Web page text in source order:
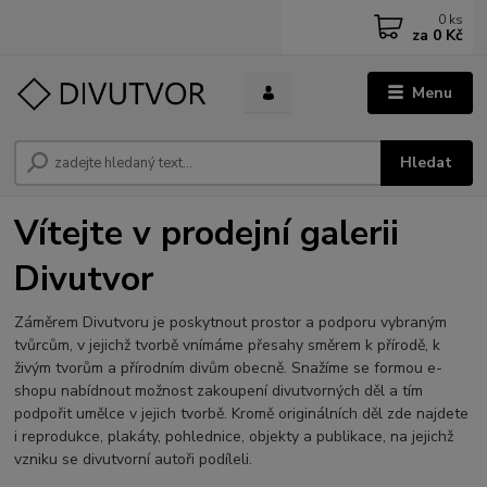
Menu
Hledat
0 ks
za 0 Kč
Vítejte v prodejní galerii
Divutvor
Záměrem Divutvoru je poskytnout prostor a podporu vybraným
tvůrcům, v jejichž tvorbě vnímáme přesahy směrem k přírodě, k
živým tvorům a přírodním divům obecně. Snažíme se formou e-
shopu nabídnout možnost zakoupení divutvorných děl a tím
podpořit umělce v jejich tvorbě. Kromě originálních děl zde najdete
i reprodukce, plakáty, pohlednice, objekty a publikace, na jejichž
vzniku se divutvorní autoři podíleli.